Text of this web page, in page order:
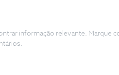
informação relevante. Marque